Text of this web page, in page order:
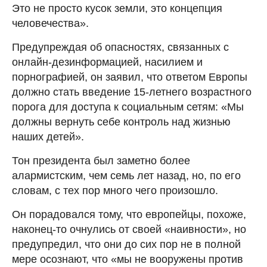
Это не просто кусок земли, это концепция
человечества».
Предупреждая об опасностях, связанных с
онлайн-дезинформацией, насилием и
порнографией, он заявил, что ответом Европы
должно стать введение 15-летнего возрастного
порога для доступа к социальным сетям: «Мы
должны вернуть себе контроль над жизнью
наших детей».
Тон президента был заметно более
алармистским, чем семь лет назад, но, по его
словам, с тех пор много чего произошло.
Он порадовался тому, что европейцы, похоже,
наконец-то очнулись от своей «наивности», но
предупредил, что они до сих пор не в полной
мере осознают, что «мы не вооружены против